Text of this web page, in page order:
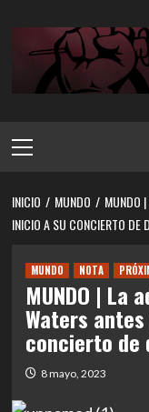
contenido
principal
INICIO MUNDO
MUNDO
INICIO A SU CONCIERTO DE
MUNDO NOTA
MUNDO | La
Waters
concierto de
8 mayo, 2023